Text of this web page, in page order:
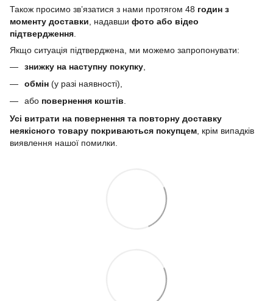
Також просимо зв’язатися з нами протягом 48 годин з
моменту доставки , надавши фото або відео
підтвердження
Якщо ситуація підтверджена, ми можемо запропонувати:
знижку на наступну покупку
обмін (у разі наявності),
або повернення коштів.
Усі витрати на повернення та повторну доставку
неякісного товару покриваються покупцем , крім випадків
виявлення нашої помилки.